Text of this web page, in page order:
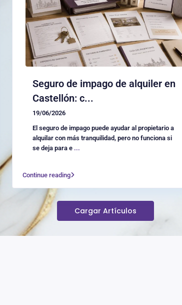
Seguro de impago de alquiler en
Castellón: c...
19/06/2026
El seguro de impago puede ayudar al propietario a
alquilar con más tranquilidad, pero no funciona si
se deja para e ...
Continue reading
Cargar Artículos